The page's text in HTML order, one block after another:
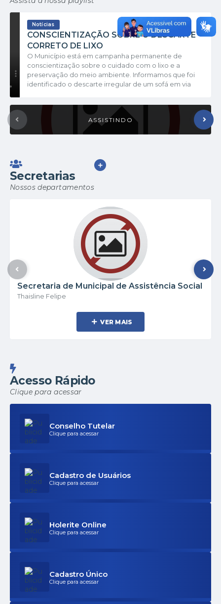
Notícias
CONSCIENTIZAÇÃO SOBRE O DESCARTE
CORRETO DE LIXO
O Município está em campanha permanente de
conscientização sobre o cuidado com o lixo e a
preservação do meio ambiente. Informamos que foi
identificado o descarte irregular de um sofá em via
configura crime ambiental, conforme a legislação
vigente. Ressaltamos que, no momento em que
ocorreu o descarte do sofá, havia no Parque de
Máquinas um contêiner disponível para o descarte de
Secretarias
Nossos departamentos
Secretaria de Municipal de Assistência Social
Thaisline Felipe
VER MAIS
Acesso Rápido
Clique para acessar
Conselho Tutelar
Clique para acessar
Cadastro de Usuários
Clique para acessar
Holerite Online
Clique para acessar
Cadastro Único
Clique para acessar